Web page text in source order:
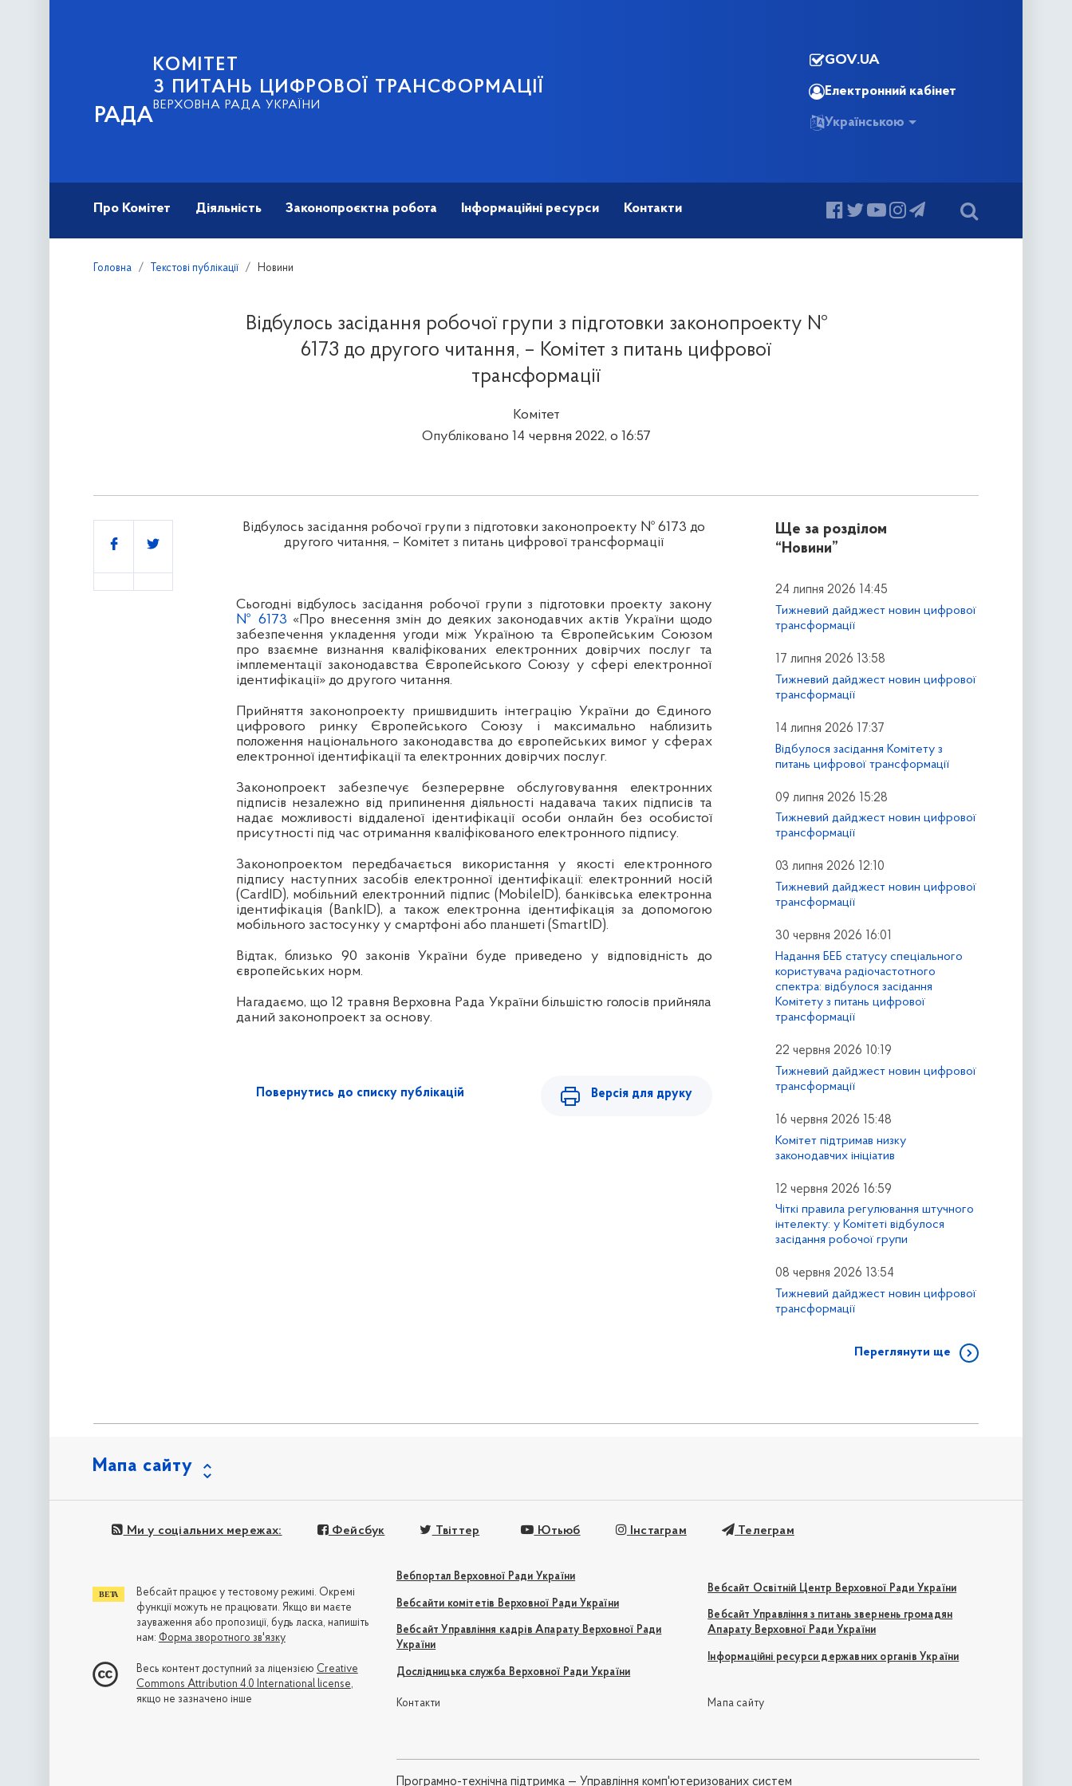
РАДА
КОМІТЕТ
З ПИТАНЬ ЦИФРОВОЇ ТРАНСФОРМАЦІЇ
ВЕРХОВНА РАДА УКРАЇНИ
GOV.UA
Електронний кабінет
Українською
Про Комітет Діяльність Законопроєктна робота Інформаційні ресурси Контакти
Головна Текстові публікації Новини
Відбулось засідання робочої групи з підготовки законопроекту №
6173 до другого читання, – Комітет з питань цифрової
трансформації
Комітет
Опубліковано 14 червня 2022, о 16:57
Відбулось засідання робочої групи з підготовки законопроекту № 6173 до
другого читання, – Комітет з питань цифрової трансформації
Сьогодні відбулось засідання робочої групи з підготовки проекту закону
№ 6173 «Про внесення змін до деяких законодавчих актів України щодо
забезпечення укладення угоди між Україною та Європейським Союзом
про взаємне визнання кваліфікованих електронних довірчих послуг та
імплементації законодавства Європейського Союзу у сфері електронної
ідентифікації» до другого читання.
Прийняття законопроекту пришвидшить інтеграцію України до Єдиного
цифрового ринку Європейського Союзу і максимально наблизить
положення національного законодавства до європейських вимог у сферах
електронної ідентифікації та електронних довірчих послуг.
Законопроект забезпечує безперервне обслуговування електронних
підписів незалежно від припинення діяльності надавача таких підписів та
надає можливості віддаленої ідентифікації особи онлайн без особистої
присутності під час отримання кваліфікованого електронного підпису.
Законопроектом передбачається використання у якості електронного
підпису наступних засобів електронної ідентифікації: електронний носій
(CardID), мобільний електронний підпис (MobileID), банківська електронна
ідентифікація (BankID), а також електронна ідентифікація за допомогою
мобільного застосунку у смартфоні або планшеті (SmartID).
Відтак, близько 90 законів України буде приведено у відповідність до
європейських норм.
Нагадаємо, що 12 травня Верховна Рада України більшістю голосів прийняла
даний законопроект за основу.
Поділитись
Повернутись до списку публікацій Версія для друку
Ще за розділом
“Новини”
24 липня 2026 14:45
Тижневий дайджест новин цифрової
трансформації
17 липня 2026 13:58
Тижневий дайджест новин цифрової
трансформації
14 липня 2026 17:37
Відбулося засідання Комітету з
питань цифрової трансформації
09 липня 2026 15:28
Тижневий дайджест новин цифрової
трансформації
03 липня 2026 12:10
Тижневий дайджест новин цифрової
трансформації
30 червня 2026 16:01
Надання БЕБ статусу спеціального
користувача радіочастотного
спектра: відбулося засідання
Комітету з питань цифрової
трансформації
22 червня 2026 10:19
Тижневий дайджест новин цифрової
трансформації
16 червня 2026 15:48
Комітет підтримав низку
законодавчих ініціатив
12 червня 2026 16:59
Чіткі правила регулювання штучного
інтелекту: у Комітеті відбулося
засідання робочої групи
08 червня 2026 13:54
Тижневий дайджест новин цифрової
трансформації
Переглянути ще
Мапа сайту
Ми у соціальних мережах: Фейсбук Твіттер Ютьюб Інстаграм Телеграм
Вебпортал Верховної Ради України
Вебсайти комітетів Верховної Ради України
Вебсайт Управління кадрів Апарату Верховної Ради
України
Дослідницька служба Верховної Ради України
Вебсайт Освітній Центр Верховної Ради України
Вебсайт Управління з питань звернень громадян
Апарату Верховної Ради України
Інформаційні ресурси державних органів України
Контакти Мапа сайту
Програмно-технічна підтримка — Управління комп'ютеризованих систем
Вебсайт працює у тестовому режимі. Окремі
функції можуть не працювати. Якщо ви маєте
зауваження або пропозиції, будь ласка, напишіть
нам: Форма зворотного зв'язку
Весь контент доступний за ліцензією Creative
Commons Attribution 4.0 International license,
якщо не зазначено інше